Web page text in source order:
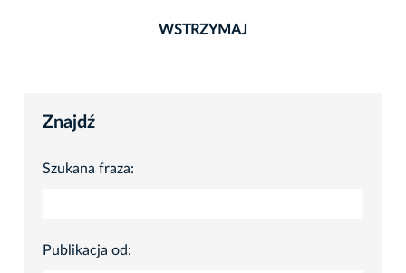
WSTRZYMAJ
Znajdź
Szukana fraza:
Publikacja od: